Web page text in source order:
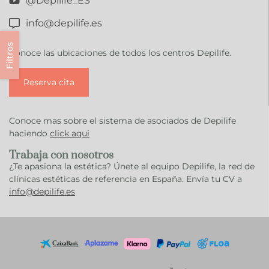
Filtros
info@depilife.es
Conoce las ubicaciones de todos los centros Depilife.
Reserva cita
Conoce mas sobre el sistema de asociados de Depilife
haciendo click aqui
Trabaja con nosotros
¿Te apasiona la estética? Únete al equipo Depilife, la red de
clínicas estéticas de referencia en España. Envía tu CV a
info@depilife.es